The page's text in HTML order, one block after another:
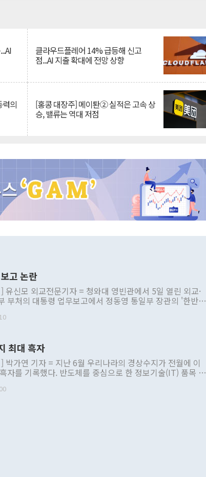
클라우드플레어 14% 급등해 신고
점...AI 지출 확대에 전망 상향
의 [홍콩 대장주] 메이퇀② 실적은 고속 상
승, 밸류는 역대 저점
고 논란
유신모 외교전문기자 = 청와대 영빈관에서 5일 열린 외교·
부처의 대통령 업무보고에서 정동영 통일부 장관의 '한반도
부 내 조율을 거치지 않은 사안을 정책으로 추진하겠다고 공
근거한 비현실적 구상'이라는 비판을 내놨다. 그동안 정 장
관련 발언이 물의를 빚은 적은 여러 번 있지만 대통령과 유
공개적으로 부정적 입장을 표명한 것은 이례적이다. 정 장
북 접근법과 월권을 제어해야 한다는 목소리도 높아지고 있
최대 흑자
박가연 기자 = 지난 6월 우리나라의 경상수지가 전월에 이
자를 기록했다. 반도체를 중심으로 한 정보기술(IT) 품목 수
르